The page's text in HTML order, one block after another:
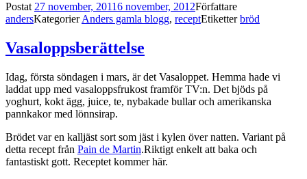
Postat 27 november, 20116 november, 2012Författare
andersKategorierAnders gamla blogg, receptEtiketterbröd
Vasaloppsberättelse
Idag, första söndagen i mars, är det Vasaloppet. Hemma hade vi
laddat upp med vasaloppsfrukost framför TV:n. Det bjöds på
yoghurt, kokt ägg, juice, te, nybakade bullar och amerikanska
pannkakor med lönnsirap.
Brödet var en kalljäst sort som jäst i kylen över natten. Variant på
detta recept från Pain de Martin.Riktigt enkelt att baka och
fantastiskt gott. Receptet kommer här.